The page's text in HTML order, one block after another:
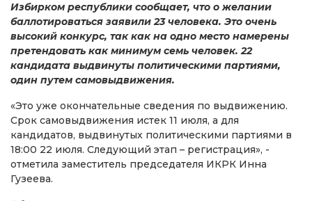
Избирком республики сообщает, что о желании
баллотироваться заявили 23 человека. Это очень
высокий конкурс, так как на одно место намерены
претендовать как минимум семь человек. 22
кандидата выдвинуты политическими партиями,
один путем самовыдвижения.
«Это уже окончательные сведения по выдвижению.
Срок самовыдвижения истек 11 июля, а для
кандидатов, выдвинутых политическими партиями в
18:00 22 июля. Следующий этап – регистрация», -
отметила заместитель председателя ИКРК Инна
Гузеева.